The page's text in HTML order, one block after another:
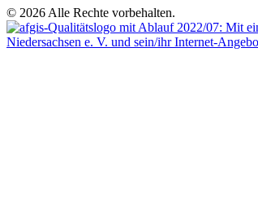
© 2026 Alle Rechte vorbehalten.